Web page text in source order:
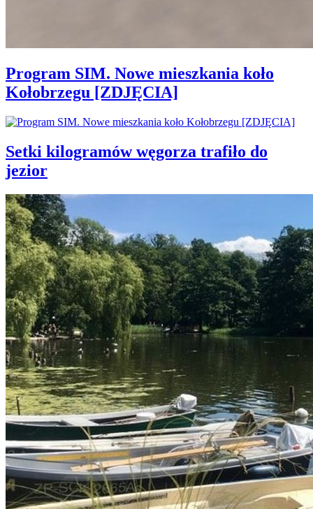
Program SIM. Nowe mieszkania koło
Kołobrzegu [ZDJĘCIA]
Setki kilogramów węgorza trafiło do
jezior